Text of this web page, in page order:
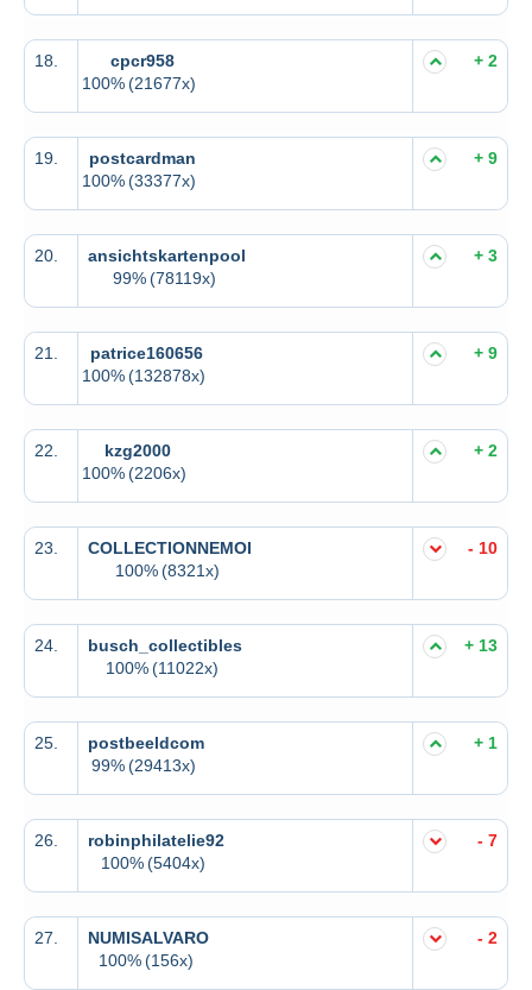
18.
cpcr958
100%(21677x)
+ 2
19.
postcardman
100%(33377x)
+ 9
20.
ansichtskartenpool
99% (78119x)
+ 3
21.
patrice160656
100%(132878x)
+ 9
22.
kzg2000
100%(2206x)
+ 2
23.
COLLECTIONNEMOI
100% (8321x)
- 10
24.
busch_collectibles
100%(11022x)
+ 13
25.
postbeeldcom
99% (29413x)
+ 1
26.
robinphilatelie92
100%(5404x)
- 7
27.
NUMISALVARO
100% (156x)
- 2